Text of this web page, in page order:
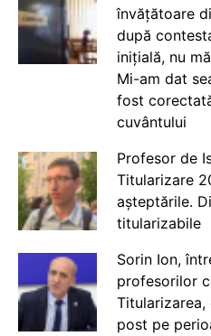
învățătoare
după
inițială, nu
Mi-am dat
fost
cuvântului
Profesor de
Titularizare
așteptările.
titularizabile
Sorin Ion,
profesorilor
post pe